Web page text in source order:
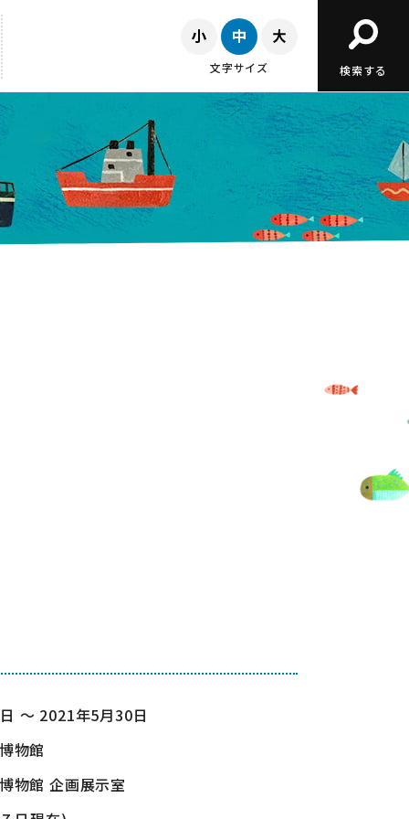
文字サイズ 検索する
～ 2021年5月30日
物館
物館 企画展示室